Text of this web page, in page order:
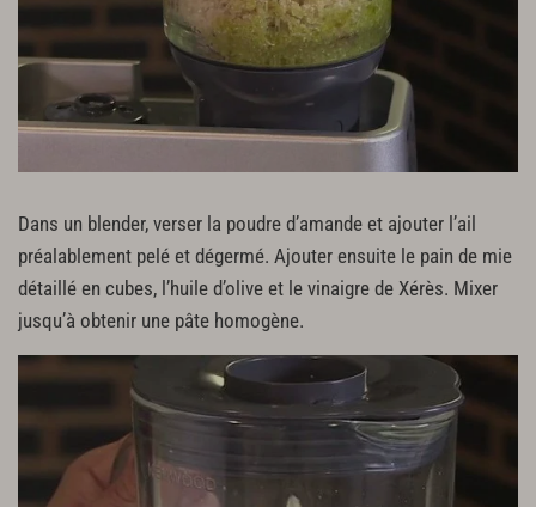
Dans un blender, verser la poudre d’amande et ajouter l’ail
préalablement pelé et dégermé. Ajouter ensuite le pain de mie
détaillé en cubes, l’huile d’olive et le vinaigre de Xérès. Mixer
jusqu’à obtenir une pâte homogène.